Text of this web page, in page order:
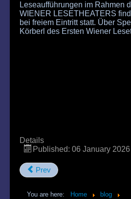
Leseaufführungen im Rahmen
WIENER LESETHEATERS
bei freiem Eintritt statt. Über
Körberl des Ersten Wiener
Details
Published: 06 January 2026
Prev
You are here: Home
blog